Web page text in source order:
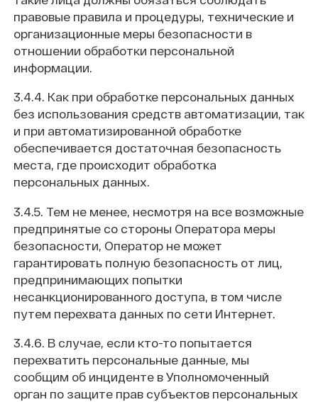
правовые правила и процедуры, технические и
организационные меры безопасности в
отношении обработки персональной
информации.
3.4.4. Как при обработке персональных данных
без использования средств автоматизации, так
и при автоматизированной обработке
обеспечивается достаточная безопасность
места, где происходит обработка
персональных данных.
3.4.5. Тем не менее, несмотря на все возможные
предпринятые со стороны Оператора меры
безопасности, Оператор не может
гарантировать полную безопасность от лиц,
предпринимающих попытки
несанкционированного доступа, в том числе
путем перехвата данных по сети Интернет.
3.4.6. В случае, если кто-то попытается
перехватить персональные данные, мы
сообщим об инциденте в Уполномоченный
орган по защите прав субъектов персональных